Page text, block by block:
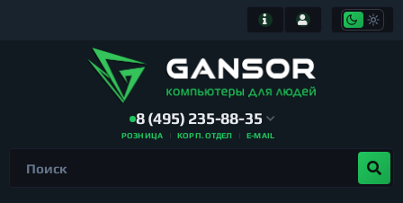
8 (495) 235-88-35
РОЗНИЦА КОРП. ОТДЕЛ E-MAIL